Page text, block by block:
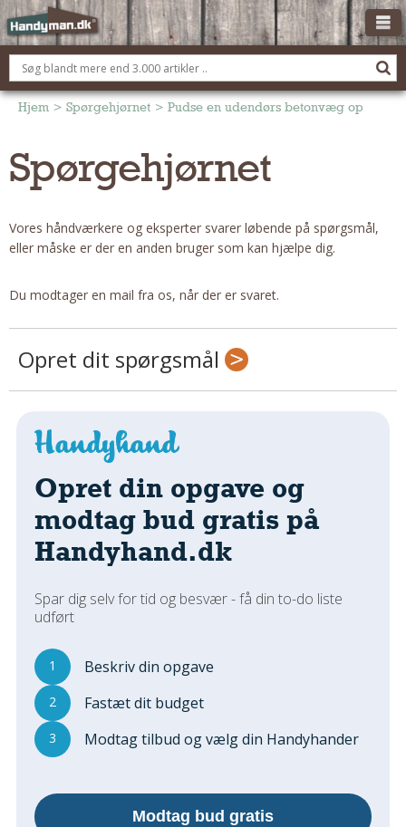
OM HANDYMAN.DK
FÅ 3 TILBUD
BOLIG KØBERÅDGIVNING
Montage Og Nybyg
Reparation Og Vedligehold
Om Materialer
Om Værktøj
Udskiftning Og Montage
Om Materialer
Tips Og Tests
VVS
Montage Og Udskiftning
Reparation Og Vedligehold
Varme Og Energi
Andet
MALER
Indendørs
Udendørs
Kan Det Males?
MURER
Reparationer
Hjem > Spørgehjørnet > Pudse en udendørs betonvæg op
Spørgehjørnet
Vores håndværkere og eksperter svarer løbende på spørgsmål,
eller måske er der en anden bruger som kan hjælpe dig.
Du modtager en mail fra os, når der er svaret.
Opret dit spørgsmål
Opret din opgave og
modtag bud gratis på
Handyhand.dk
Spar dig selv for tid og besvær - få din to-do liste
udført
1 Beskriv din opgave
2 Fastæt dit budget
3 Modtag tilbud og vælg din Handyhander
Modtag bud gratis